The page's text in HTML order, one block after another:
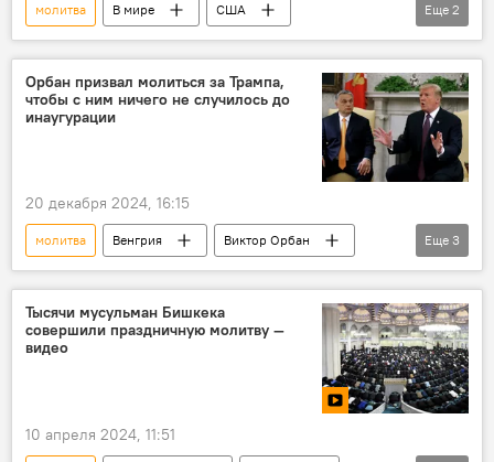
молитва В мире
США
Пит Хегсет
Пентагон цитата
Еще 2
Орбан призвал молиться за Трампа,
чтобы с ним ничего не случилось до
инаугурации
20 декабря 2024, 16:15
молитва Венгрия
Виктор Орбан
Дональд Трамп
инаугурация
В мире
Еще 3
Тысячи мусульман Бишкека
совершили праздничную молитву —
видео
10 апреля 2024, 11:51